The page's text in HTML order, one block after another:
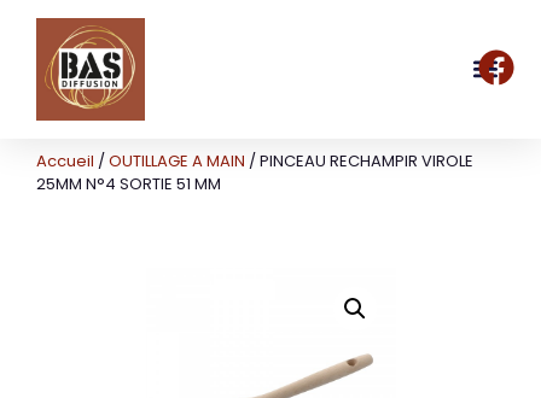
Accueil /OUTILLAGE A MAIN / PINCEAU RECHAMPIR VIROLE
25MM N°4 SORTIE 51 MM